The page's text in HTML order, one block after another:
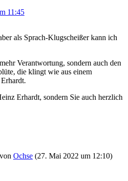
11:45
als Sprach-Klugscheißer kann ich
Verantwortung, sondern auch den
die klingt wie aus einem
Erhardt, sondern Sie auch herzlich
Ochse (27. Mai 2022 um 12:10)